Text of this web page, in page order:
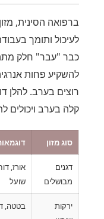
ברפואה הסינית,
לעיכול ותומך
כבר "עבר" חלק
להשקיע פחות
רוצים בערב. להלן
קלה בערב ויכולים
סוג מזון
דגנים
מבושלים
אורז,
שועל
ירקות
בטטה,